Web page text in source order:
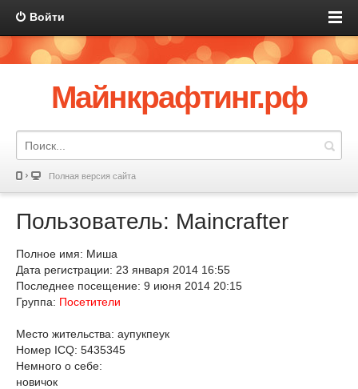
Войти
Майнкрафтинг.рф
Полная версия сайта
Пользователь: Maincrafter
Полное имя: Миша
Дата регистрации: 23 января 2014 16:55
Последнее посещение: 9 июня 2014 20:15
Группа: Посетители
Место жительства: аупукпеук
Номер ICQ: 5435345
Немного о себе:
новичок